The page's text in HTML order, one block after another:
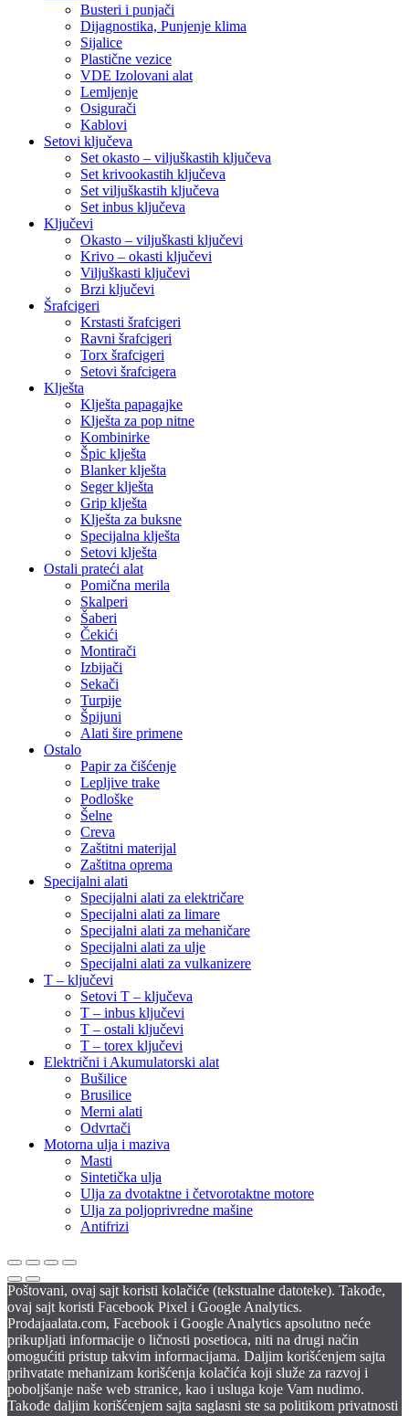
Busteri i punjači
Dijagnostika, Punjenje klima
Sijalice
Plastične vezice
VDE Izolovani alat
Lemljenje
Osigurači
Kablovi
Setovi ključeva
Set okasto – viljuškastih ključeva
Set krivookastih ključeva
Set viljuškastih ključeva
Set inbus ključeva
Ključevi
Okasto – viljuškasti ključevi
Krivo – okasti ključevi
Viljuškasti ključevi
Brzi ključevi
Šrafcigeri
Krstasti šrafcigeri
Ravni šrafcigeri
Torx šrafcigeri
Setovi šrafcigera
Klješta
Klješta papagajke
Klješta za pop nitne
Kombinirke
Špic klješta
Blanker klješta
Seger klješta
Grip klješta
Klješta za buksne
Specijalna klješta
Setovi klješta
Ostali prateći alat
Pomična merila
Skalperi
Šaberi
Čekići
Montirači
Izbijači
Sekači
Turpije
Špijuni
Alati šire primene
Ostalo
Papir za čišćenje
Lepljive trake
Podloške
Šelne
Creva
Zaštitni materijal
Zaštitna oprema
Specijalni alati
Specijalni alati za električare
Specijalni alati za limare
Specijalni alati za mehaničare
Specijalni alati za ulje
Specijalni alati za vulkanizere
T – ključevi
Setovi T – ključeva
T – inbus ključevi
T – ostali ključevi
T – torex ključevi
Električni i Akumulatorski alat
Bušilice
Brusilice
Merni alati
Odvrtači
Motorna ulja i maziva
Masti
Sintetička ulja
Ulja za dvotaktne i četvorotaktne motore
Ulja za poljoprivredne mašine
Antifrizi
Poštovani, ovaj sajt koristi kolačiće (tekstualne datoteke). Takođe,
ovaj sajt koristi Facebook Pixel i Google Analytics.
Prodajaalata.com, Facebook i Google Analytics apsolutno neće
prikupljati informacije o ličnosti posetioca, niti na drugi način
omogućiti pristup takvim informacijama. Daljim korišćenjem sajta
prihvatate mehanizam korišćenja kolačića koji služe za razvoj i
poboljšanje naše web stranice, kao i usluga koje Vam nudimo.
Takođe daljim korišćenjem sajta saglasni ste sa politikom privatnosti